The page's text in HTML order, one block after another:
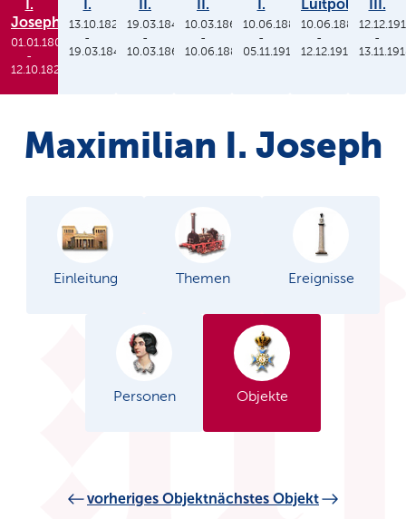
I.
Joseph
01.01.1806
-
12.10.1825
I.
13.10.1825
-
19.03.1848
II.
19.03.1848
-
10.03.1864
II.
10.03.1864
-
10.06.1886
I.
10.06.1886
-
05.11.1913
Luitpold
10.06.1886
-
12.12.1912
III.
-
Maximilian I. Joseph
Einleitung Themen Ereignisse
Personen Objekte
vorheriges Objektnächstes Objekt